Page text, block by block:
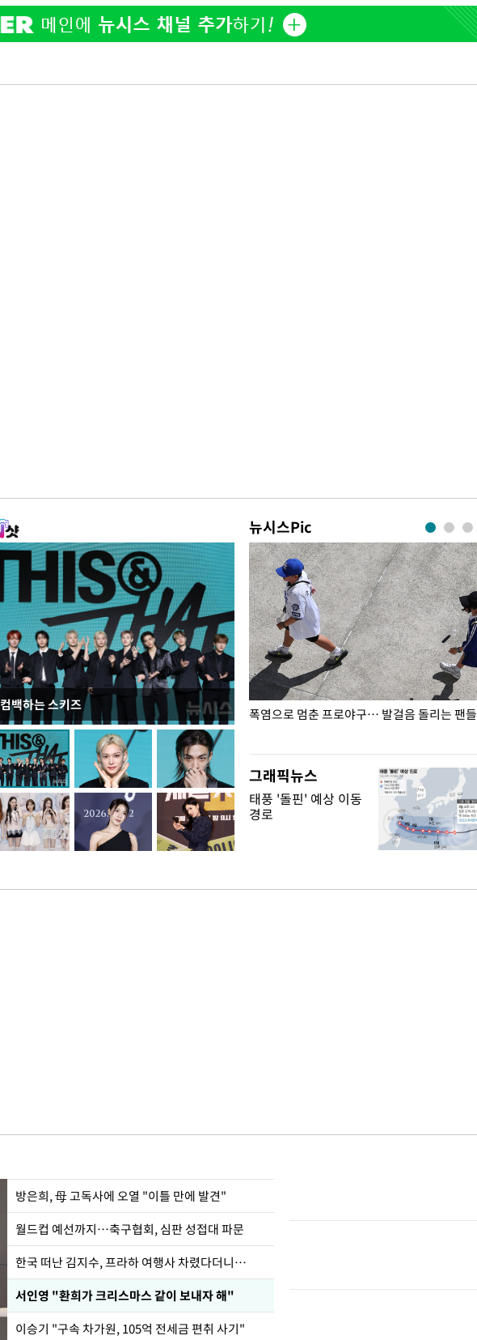
컴백하는 스키즈
뉴시스Pic
입추 하루 앞둔 전남광주… 열화상 카메라에 담긴
폭염
폭염으로 멈춘 프로야구… 발걸음 돌리는 팬들
그래픽뉴스
태풍 '돌핀' 예상 이동
경로
방은희, 母 고독사에 오열 "이틀 만에 발견"
월드컵 예선까지…축구협회, 심판 성접대 파문
한국 떠난 김지수, 프라하 여행사 차렸다더니…
서인영 "환희가 크리스마스 같이 보내자 해"
이승기 "구속 차가원, 105억 전세금 편취 사기"